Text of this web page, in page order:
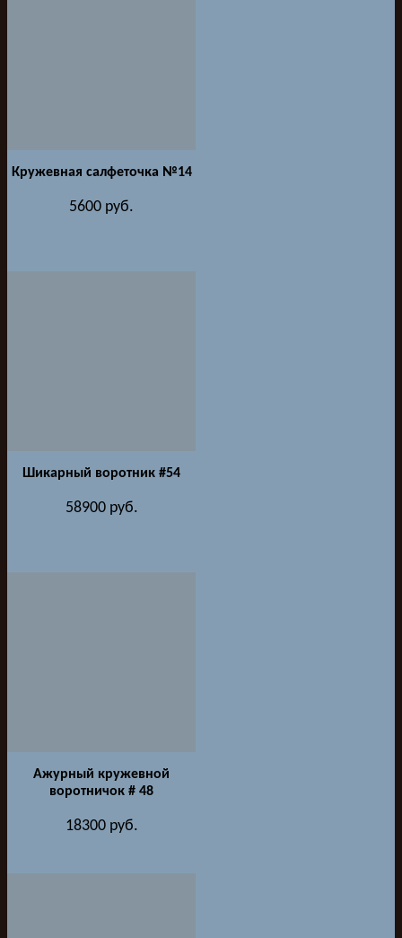
Кружевная салфеточка №14
5600 руб.
Шикарный воротник #54
58900руб.
Ажурный кружевной
воротничок # 48
18300руб.